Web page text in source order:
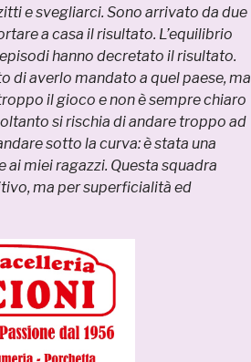
e svegliarci. Sono arrivato da due
a casa il risultato. L’equilibrio
hanno decretato il risultato.
di averlo mandato a quel paese, ma
il gioco e non è sempre chiaro
si rischia di andare troppo ad
sotto la curva: è stata una
miei ragazzi. Questa squadra
ma per superficialità ed